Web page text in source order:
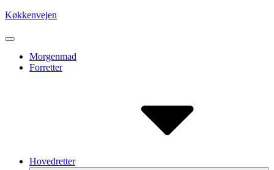
Skip
content
Køkkenvejen
Site
Navigation
Site
Navigation
Morgenmad
Forretter
Hovedretter